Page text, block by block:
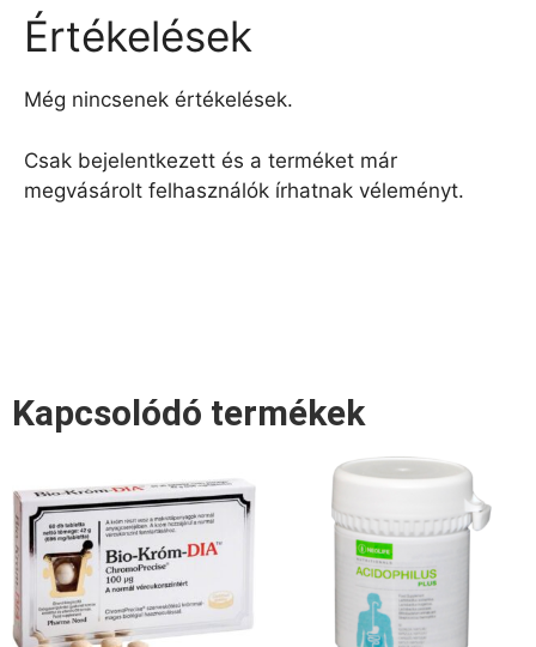
Értékelések
Még nincsenek értékelések.
Csak bejelentkezett és a terméket már
megvásárolt felhasználók írhatnak véleményt.
Kapcsolódó termékek